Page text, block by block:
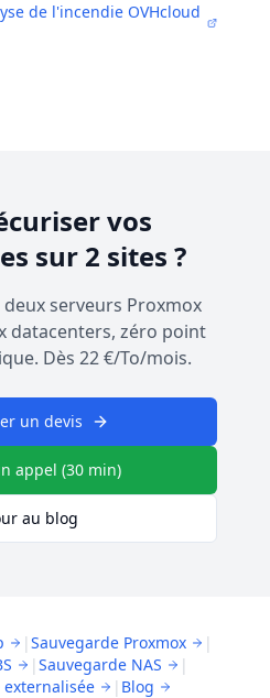
de l'incendie OVHcloud
vos
sur 2 sites ?
deux serveurs Proxmox
datacenters, zéro point
Dès 22 €/To/mois.
un devis
appel (30 min)
au blog
| Sauvegarde Proxmox
|
| Sauvegarde NAS
|
| Blog